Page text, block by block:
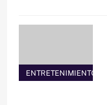
ENTRETENIMIENTO